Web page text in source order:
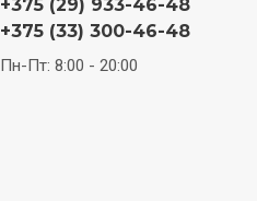
+375 (29) 933-46-48
+375 (33) 300-46-48
Пн-Пт: 8:00 - 20:00